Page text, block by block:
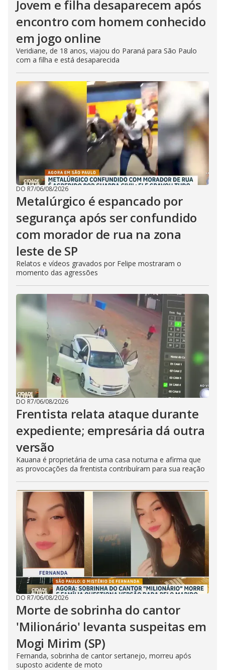
Jovem e filha desaparecem após
encontro com homem conhecido
em jogo online
Veridiane, de 18 anos, viajou do Paraná para São Paulo
com a filha e está desaparecida
DO R7/06/08/2026
Metalúrgico é espancado por
segurança após ser confundido
com morador de rua na zona
leste de SP
Relatos e vídeos gravados por Felipe mostraram o
momento das agressões
DO R7/06/08/2026
Frentista relata ataque durante
expediente; empresária dá outra
versão
Kauana é proprietária de uma casa noturna e afirma que
as provocações da frentista contribuíram para sua reação
DO R7/06/08/2026
Morte de sobrinha do cantor
'Milionário' levanta suspeitas em
Mogi Mirim (SP)
Fernanda, sobrinha de cantor sertanejo, morreu após
suposto acidente de moto